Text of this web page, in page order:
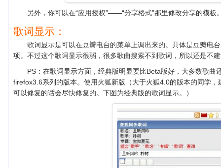
另外，你可以在“应用授权”——“分享格式”那里修改分享的模板
歌词显示：
歌词显示是可以在豆瓣电台的菜单上调出来的。具体是豆瓣电
项。不过这个歌词显示很弱，很多歌曲搜索不到歌词，所以还是不
PS：在歌词显示方面，经典版明显要比Beta版好，大多数歌
firefox3.6系列的版本。使用火狐新版（大于火狐4.0的版本的同学
可以修复的话会尽快修复的。下图为经典版的歌词显示。）